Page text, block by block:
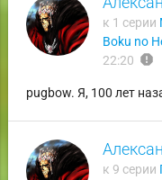
к 1 серии
Boku no
22:20 report
pugbow. Я, 100 лет
к 9 серии